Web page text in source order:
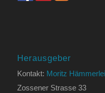
Herausgeber
Kontakt: Moritz
Zossener Strasse 33